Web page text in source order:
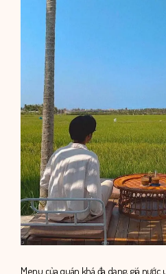
Menu của quán khá đa dạng, giá